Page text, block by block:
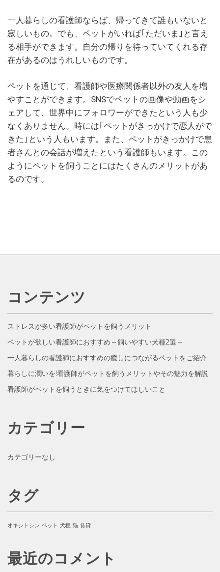
一人暮らしの看護師ならば、帰ってきて誰もいないと
寂しいもの。でも、ペットがいれば｢ただいま｣と言え
る相手ができます。自分の帰りを待っていてくれる存
在があるのはうれしいものです。
ペットを通じて、看護師や医療関係者以外の友人を増
やすことができます。SNSでペットの画像や動画をシ
ェアして、世界中にフォロワーができたという人も少
なくありません。時には｢ペットがきっかけで恋人がで
きた｣という人もいます。また、ペットがきっかけで患
者さんとの会話が増えたという看護師もいます。この
ようにペットを飼うことにはたくさんのメリットがあ
るのです。
コンテンツ
ストレスが多い看護師がペットを飼うメリット
ペットが欲しい看護師におすすめ～飼いやすい犬種2選～
一人暮らしの看護師におすすめの癒しにつながるペットをご紹介
暮らしに潤いを!看護師がペットを飼うメリットやその魅力を解説
看護師がペットを飼うときに気をつけてほしいこと
カテゴリー
カテゴリーなし
タグ
オキシトシン ペット 犬種 猫 賃貸
最近のコメント